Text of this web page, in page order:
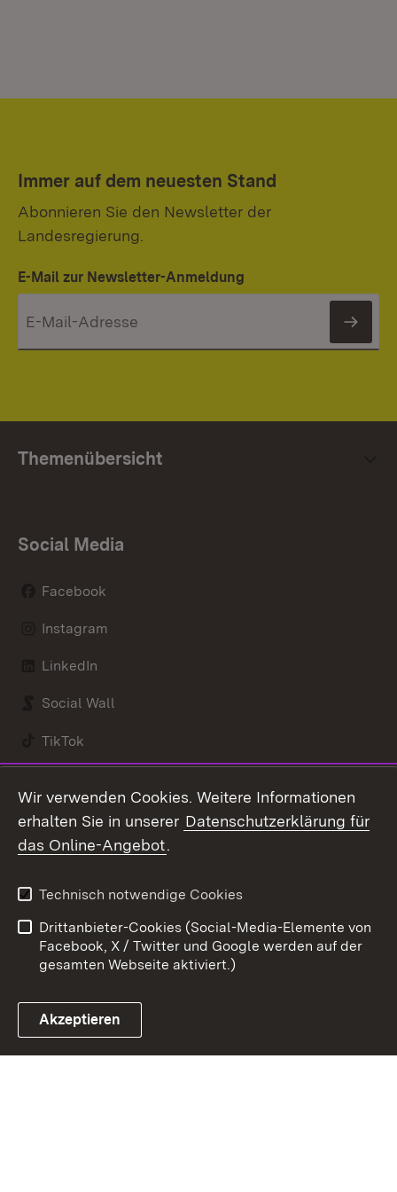
Immer auf dem neuesten Stand
Abonnieren Sie den Newsletter der
Landesregierung.
E-Mail zur Newsletter-Anmeldung
Themenübersicht
Social Media
Facebook
Instagram
LinkedIn
Social Wall
TikTok
Link zum Landesportal
Kontakt
Barrierefreiheit
Impressum
Cookies
Wir verwenden Cookies. Weitere Informationen
erhalten Sie in unserer Datenschutzerklärung für
das Online-Angebot.
Technisch notwendige Cookies
Drittanbieter-Cookies (Social-Media-Elemente von
Facebook, X / Twitter und Google werden auf der
gesamten Webseite aktiviert.)
Akzeptieren